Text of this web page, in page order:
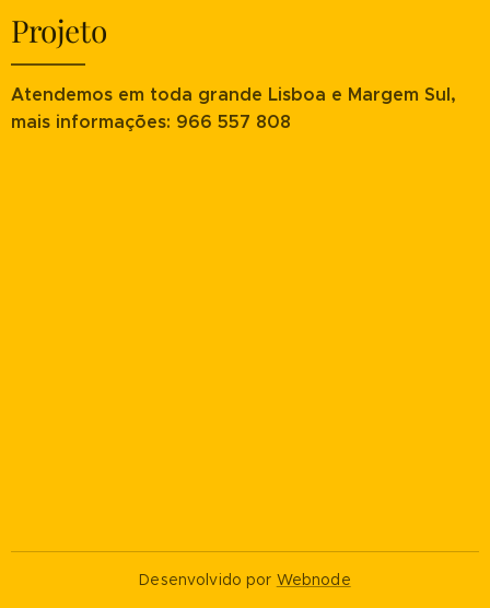
Projeto
Atendemos em toda grande Lisboa e Margem Sul,
mais informações: 966 557 808
Desenvolvido por Webnode